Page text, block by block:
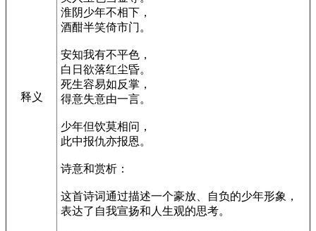
释义
淮阴少年不相下，
酒酣半笑倚市门。
安知我有不平色，
白日欲落红尘昏。
死生容易如反掌，
得意失意由一言。
少年但饮莫相问，
此中报仇亦报恩。
诗意和赏析：
这首诗词通过描述一个豪放、自负的少年形象，
表达了自我宣扬和人生观的思考。